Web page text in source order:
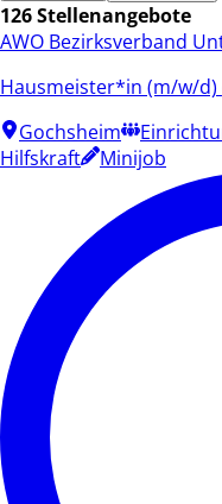
126 Stellenangebote
AWO Bezirksverband
Hausmeister*in (m/w/d)
Gochsheim
Hilfskraft
Minijob